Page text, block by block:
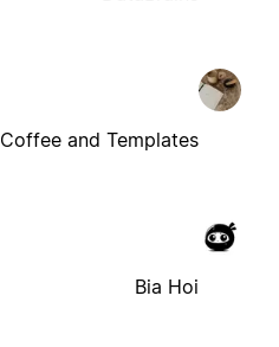
Coffee and Templates
Bia Hoi